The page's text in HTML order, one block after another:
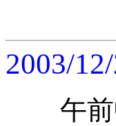
2003/
午前